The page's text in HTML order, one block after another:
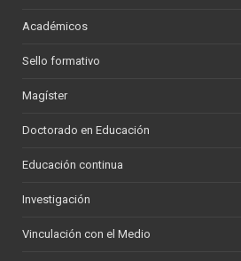
Académicos
Sello formativo
Magíster
Doctorado en Educación
Educación continua
Investigación
Vinculación con el Medio